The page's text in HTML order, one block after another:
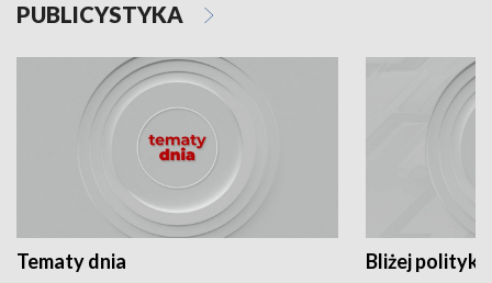
PUBLICYSTYKA
Tematy dnia Bliżej polityki